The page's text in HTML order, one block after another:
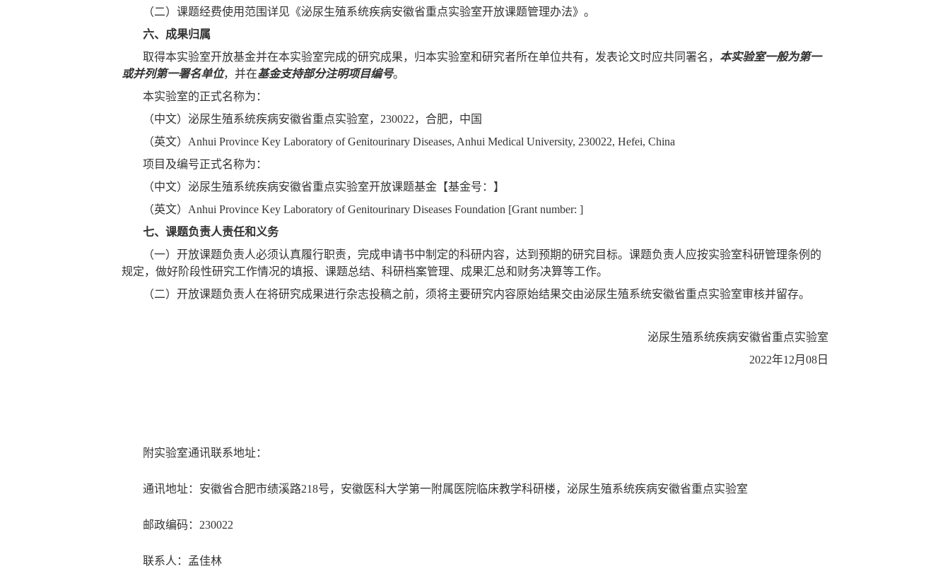
（二）课题经费使用范围详见《泌尿生殖系统疾病安徽省重点实验室开放课题管理办法》。
六、成果归属
取得本实验室开放基金并在本实验室完成的研究成果，归本实验室和研究者所在单位共有，发表论文时应共同署名， 本实验室一般为第一
或并列第一署名单位，并在基金支持部分注明项目编号。
本实验室的正式名称为：
（中文）泌尿生殖系统疾病安徽省重点实验室， 230022，合肥，中国
（英文） Anhui Province Key Laboratory of Genitourinary Diseases, Anhui Medical University, 230022, Hefei, China
项目及编号正式名称为：
（中文）泌尿生殖系统疾病安徽省重点实验室开放课题基金【基金号：】
（英文） Anhui Province Key Laboratory of Genitourinary Diseases Foundation [Grant number: ]
七、课题负责人责任和义务
（一）开放课题负责人必须认真履行职责，完成申请书中制定的科研内容，达到预期的研究目标。课题负责人应按实验室科研管理条例的
规定，做好阶段性研究工作情况的填报、课题总结、科研档案管理、成果汇总和财务决算等工作。
（二）开放课题负责人在将研究成果进行杂志投稿之前，须将主要研究内容原始结果交由泌尿生殖系统安徽省重点实验室审核并留存。
泌尿生殖系统疾病安徽省重点实验室
2022年12月 08 日
附实验室通讯联系地址：
通讯地址：安徽省合肥市绩溪路218号，安徽医科大学第一附属医院临床教学科研楼，泌尿生殖系统疾病安徽省重点实验室
邮政编码： 230022
联系人：孟佳林